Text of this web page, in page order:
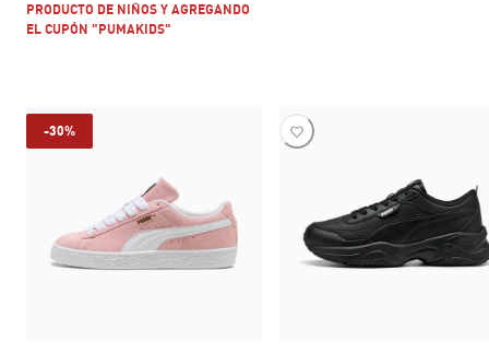
PRODUCTO DE NIÑOS Y AGREGANDO
EL CUPÓN "PUMAKIDS"
-30%